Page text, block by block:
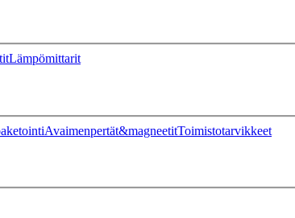
Lämpömittarit
Avaimenpertät&magneetitToimistotarvikkeet